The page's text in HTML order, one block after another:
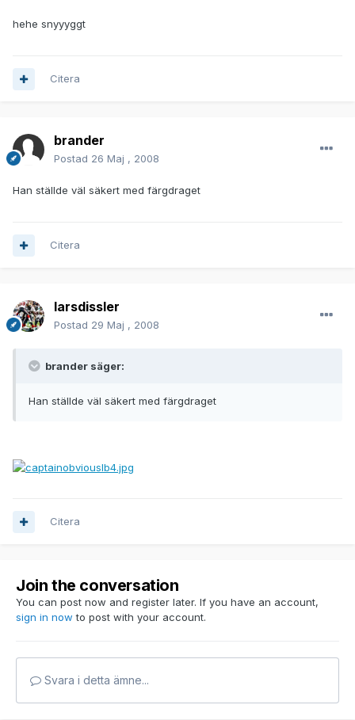
hehe snyyyggt
Citera
brander
Postad 26 Maj , 2008
Han ställde väl säkert med färgdraget
Citera
larsdissler
Postad 29 Maj , 2008
brander säger:
Han ställde väl säkert med färgdraget
Citera
Join the conversation
You can post now and register later. If you have an account,
sign in now to post with your account.
Svara i detta ämne...